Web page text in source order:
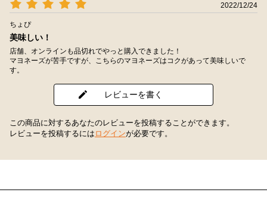
2022/12/24
ちょぴ
美味しい！
店舗、オンラインも品切れでやっと購入できました！
マヨネーズが苦手ですが、こちらのマヨネーズはコクがあって美味しいで
す。
レビューを書く
この商品に対するあなたのレビューを投稿することができます。
レビューを投稿するには ログインが必要です。